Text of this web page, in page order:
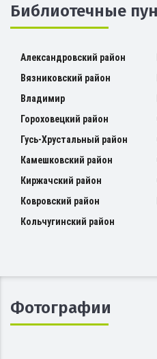
Библиотечные
Александровский район
Вязниковский район
Владимир
Гороховецкий район
Гусь-Хрустальный район
Камешковский район
Киржачский район
Ковровский район
Кольчугинский район
Фотографии